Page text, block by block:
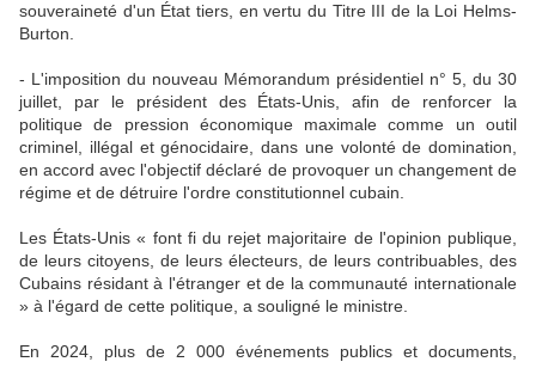
souveraineté d'un État tiers, en vertu du Titre III de la Loi Helms-
Burton.
- L'imposition du nouveau Mémorandum présidentiel n° 5, du 30
juillet, par le président des États-Unis, afin de renforcer la
politique de pression économique maximale comme un outil
criminel, illégal et génocidaire, dans une volonté de domination,
en accord avec l'objectif déclaré de provoquer un changement de
régime et de détruire l'ordre constitutionnel cubain.
Les États-Unis « font fi du rejet majoritaire de l'opinion publique,
de leurs citoyens, de leurs électeurs, de leurs contribuables, des
Cubains résidant à l'étranger et de la communauté internationale
» à l'égard de cette politique, a souligné le ministre.
En 2024, plus de 2 000 événements publics et documents,